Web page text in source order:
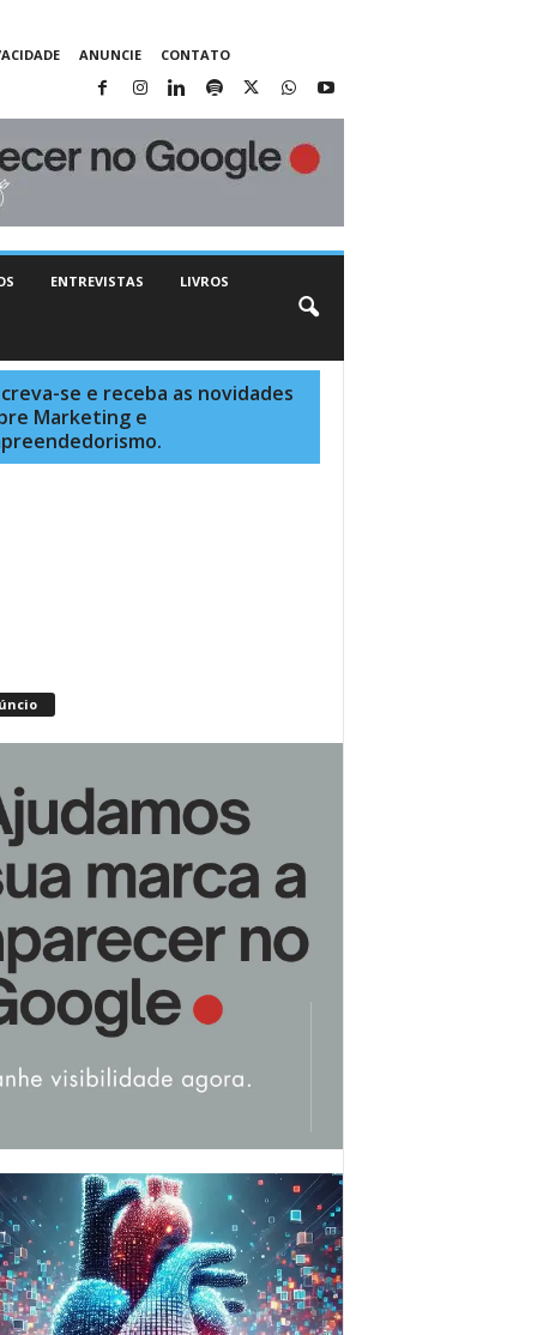
ANUNCIE CONTATO
ENTREVISTAS LIVROS
se e receba as novidades
Marketing e